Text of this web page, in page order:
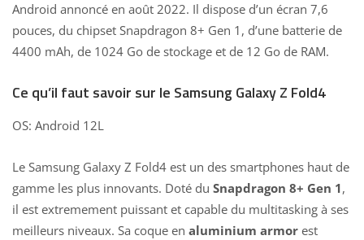
Android annoncé en août 2022. Il dispose d’un écran 7,6
pouces, du chipset Snapdragon 8+ Gen 1, d’une batterie de
4400 mAh, de 1024 Go de stockage et de 12 Go de RAM.
Ce qu’il faut savoir sur le Samsung Galaxy Z Fold4
OS: Android 12L
Le Samsung Galaxy Z Fold4 est un des smartphones haut de
gamme les plus innovants. Doté du Snapdragon 8+ Gen 1,
il est extremement puissant et capable du multitasking à ses
meilleurs niveaux. Sa coque en aluminium armor est